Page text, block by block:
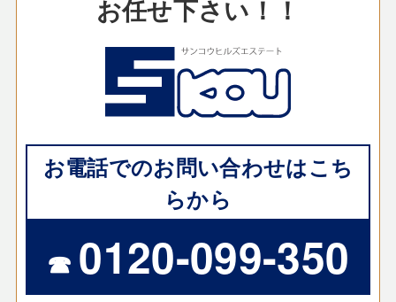
お任せ下さい！！
お電話でのお問い合わせはこち
らから
☎ 0120-099-350